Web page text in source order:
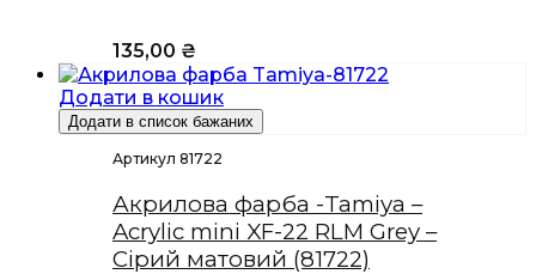
135,00 ₴
Додати в кошик
Додати в список бажаних
Артикул 81722
Акрилова фарба -Tamiya –
Acrylic mini XF-22 RLM Grey –
Сірий матовий (81722)